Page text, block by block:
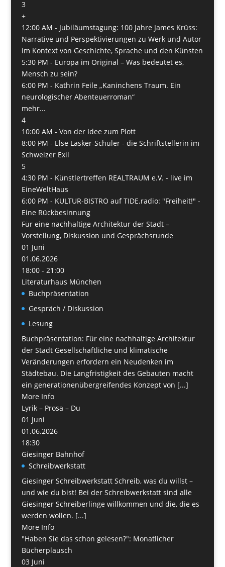
3
+
12:00 AM - Jubiläumstagung: 100 Jahre James Krüss:
Narrative und Perspektivierungen zu Werk und Autor
im Kontext von Geschichte, Sprache und den Künsten
5:30 PM - Europa im Original – Was bedeutet es,
Mensch zu sein?
6:00 PM - Kathrin Feile „Kaninchens Traum. Ein
neurologischer Abenteuerroman“
mehr...
4
10:00 AM - Von der Idee zum Plott
8:00 PM - Else Lasker-Schüler - die Schriftstellerin im
Schweizer Exil
5
4:30 PM - Künstlertreffen REALTRAUM e.V. - live im
EineWeltHaus
6:00 PM - KULTUR-BISTRO auf TIDE.radio: "Freiheit!" -
Eine Rückbesinnung
Für eine nachhaltige Architektur der Stadt –
Vorstellung, Diskussion und Gesprächsrunde
01 Juni
01.06.2026
18:00 - 21:00
Literaturhaus München
Buchpräsentation
Gespräch / Diskussion
Lesung
Buchpräsentation: Für eine nachhaltige Architektur
der Stadt Gesellschaftliche und klimatische
Veränderungen erfordern ein Neudenken im
Städtebau. Die Langfristigkeit des Gebauten macht
ein generationenübergreifendes Konzept von [...]
More Info
Lyrik – Prosa – Du
01 Juni
01.06.2026
18:30
Giesinger Bahnhof
Schreibwerkstatt
Giesinger Schreibwerkstatt Schreib, was du willst –
und wie du bist! Bei der Schreibwerkstatt sind alle
Giesinger Schreiberlinge willkommen und die, die es
werden wollen. [...]
More Info
"Haben Sie das schon gelesen?": Monatlicher
Bücherplausch
03 Juni